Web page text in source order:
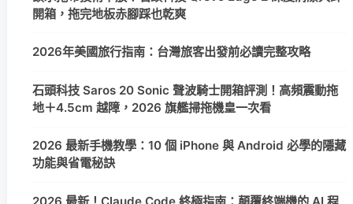
開箱，拖完地板赤腳踩也乾爽
2026年美國旅行指南：台灣旅客出發前必讀完整攻略
石頭科技 Saros 20 Sonic 聲波騎士開箱評測！高頻震動拖
地＋4.5cm 越障，2026 旗艦掃拖機皇一次看
2026 最新手機教學：10 個 iPhone 與 Android 必學的隱藏
功能與省電秘訣